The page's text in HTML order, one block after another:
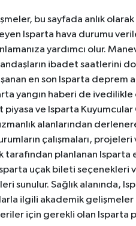
bu sayfada anlık
Isparta hava durumu
yardımcı olur.
ibadet saatlerini
en son Isparta deprem
yangın haberi de
ve Isparta
alanlarından
çalışmaları,
tarafından planlanan
uçak bileti
sunulur. Sağlık alanında,
ilgili akademik gelişmeler
için gerekli olan Isparta